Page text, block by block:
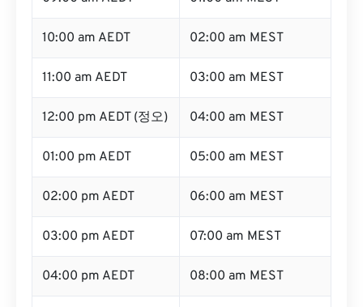
10:00 am AEDT 02:00 am MEST
11:00 am AEDT 03:00 am MEST
12:00 pm AEDT (정오) 04:00 am MEST
01:00 pm AEDT 05:00 am MEST
02:00 pm AEDT 06:00 am MEST
03:00 pm AEDT 07:00 am MEST
04:00 pm AEDT 08:00 am MEST